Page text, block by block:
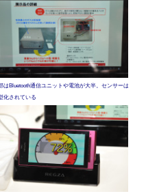
はBluetooth通信ユニットや電池が大半。センサーは
化されている